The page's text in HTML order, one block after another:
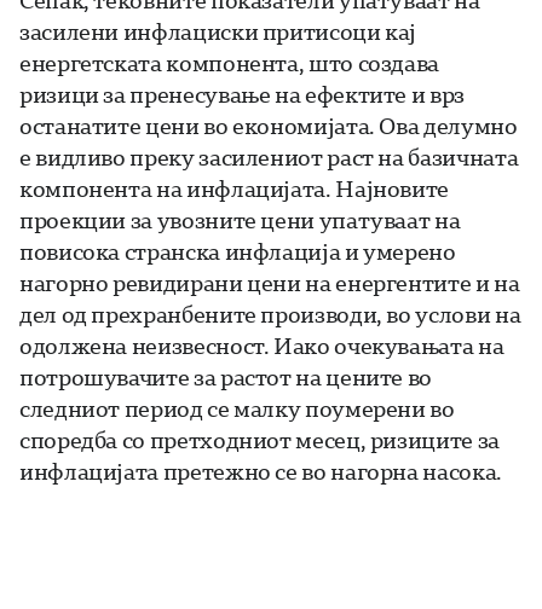
засилени инфлациски притисоци кај
енергетската компонента, што создава
ризици за пренесување на ефектите и врз
останатите цени во економијата. Ова делумно
е видливо преку засилениот раст на базичната
компонента на инфлацијата. Најновите
проекции за увозните цени упатуваат на
повисока странска инфлација и умерено
нагорно ревидирани цени на енергентите и на
дел од прехранбените производи, во услови на
одолжена неизвесност. Иако очекувањата на
потрошувачите за растот на цените во
следниот период се малку поумерени во
споредба со претходниот месец, ризиците за
инфлацијата претежно се во нагорна насока.